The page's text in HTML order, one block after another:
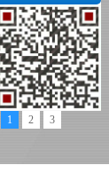
1 2 3